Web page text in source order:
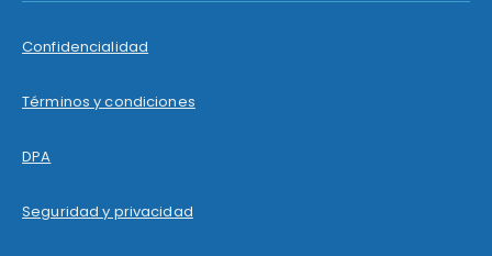
Confidencialidad
Términos y condiciones
DPA
Seguridad y privacidad